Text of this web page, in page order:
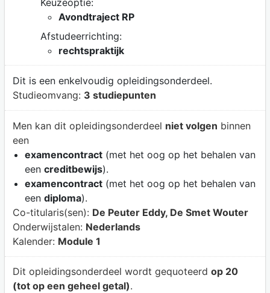
Avondtraject RP
Afstudeerrichting:
rechtspraktijk
Dit is een enkelvoudig opleidingsonderdeel.
Studieomvang: 3 studiepunten
Men kan dit opleidingsonderdeel niet volgen binnen
een
examencontract(met het oog op het behalen van
een creditbewijs).
examencontract(met het oog op het behalen van
een diploma).
Co-titularis(sen): De Peuter Eddy, De Smet Wouter
Onderwijstalen: Nederlands
Kalender: Module 1
Dit opleidingsonderdeel wordt gequoteerd op 20
(tot op een geheel getal).